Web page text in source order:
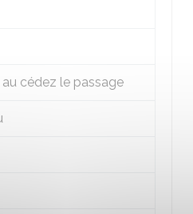
cédez le passage